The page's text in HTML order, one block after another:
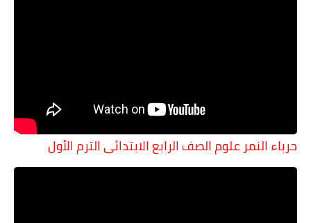
حرباء النمر علوم الصف الرابع الابتدائى الترم الأول